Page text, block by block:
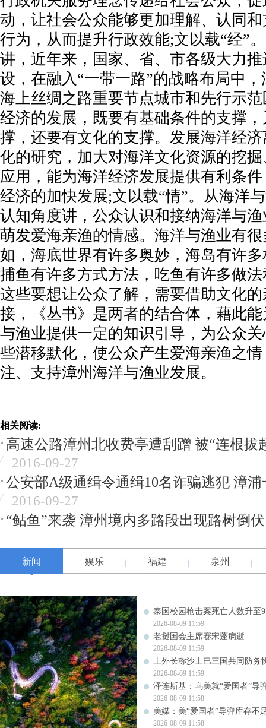
动，让社会公众能够更加理解、认同
行为，从而提升行政效能;文以载“经”
讲，近年来，国家、省、市各级大力
设，在融入“一带一路”的战略布局中
海上丝绸之路重要节点城市和先行示
经济的发展，既要有基础条件的支撑
撑，还要有文化的支撑。发展海洋经
化的研究，加大对海洋文化资源的挖
应用，能为海洋经济发展提供有利条
经济的加快发展;文以载“情”。从海洋
认知角度讲，公众认识和接纳海洋与
萌发爱海亲渔的情感。海洋与渔业有
如，海底世界有许多奥妙，海岛有许
捕鱼有许多方式方法，吃鱼有许多做
这些要想让公众了解，需要借助文化
接，《丛书》是两者的结合体，藉此
与渔业提供一定的知识引导，为公众
些潜移默化，使公众产生爱海亲渔之
注、支持漳州海洋与渔业发展。
相关阅读:
高速公路漳州北收费亭遭刮蹭 被“连根拔
2016-09-27
公安部A级通缉令通缉10名诈骗逃犯 漳
2016-09-27
“鲇鱼”来袭 漳州境内多路段出现路树倒
新闻 娱乐 福建 泉州
泰国校园枪击案死亡人数升至
2026-08-09 11:59
老挝国会主席赛宋蓬病逝
2026-08-09 11:59
土外长称沙土巴三国共同防务
2026-08-09 11:59
泽连斯基：乌美就“爱国者”导
2026-08-09 11:58
美媒：美“爱国者”导弹库存不
2026-08-09 11:58